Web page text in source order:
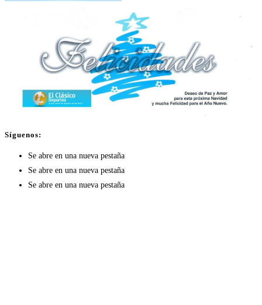
Síguenos:
Se abre en una nueva pestaña
Se abre en una nueva pestaña
Se abre en una nueva pestaña